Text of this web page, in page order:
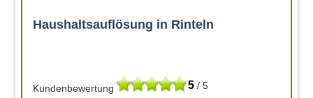
Haushaltsauflösung in Rinteln
5 / 5
Kundenbewertung